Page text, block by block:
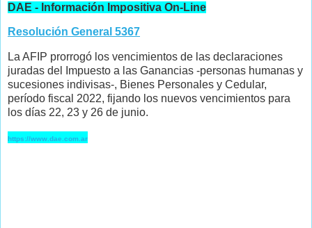
DAE - Información Impositiva On-Line
Resolución General 5367
La AFIP prorrogó los vencimientos de las declaraciones
juradas del Impuesto a las Ganancias -personas humanas y
sucesiones indivisas-, Bienes Personales y Cedular,
período fiscal 2022, fijando los nuevos vencimientos para
los días 22, 23 y 26 de junio.
https://www.dae.com.ar